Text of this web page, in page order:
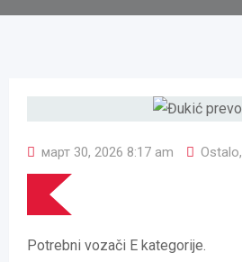
март 30, 2026 8:17 am Ostalo,
Potrebni vozači E kategorije.